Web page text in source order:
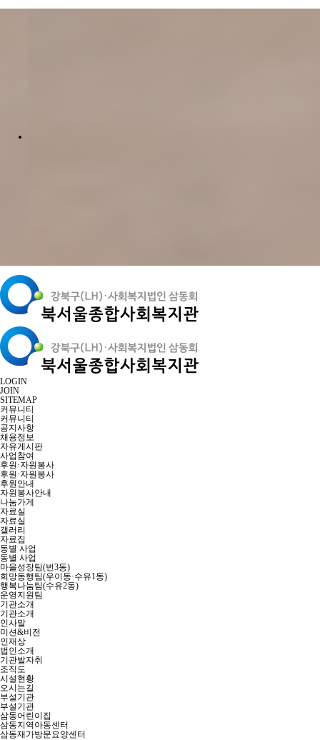
LOGIN
JOIN
SITEMAP
커뮤니티
커뮤니티
공지사항
채용정보
자유게시판
사업참여
후원·자원봉사
후원·자원봉사
후원안내
자원봉사안내
나눔가게
자료실
자료실
갤러리
자료집
동별 사업
동별 사업
마을성장팀(번3동)
희망동행팀(우이동·수유1동)
행복나눔팀(수유2동)
운영지원팀
기관소개
기관소개
인사말
미션&비전
인재상
법인소개
기관발자취
조직도
시설현황
오시는길
부설기관
부설기관
삼동어린이집
삼동지역아동센터
삼동재가방문요양센터